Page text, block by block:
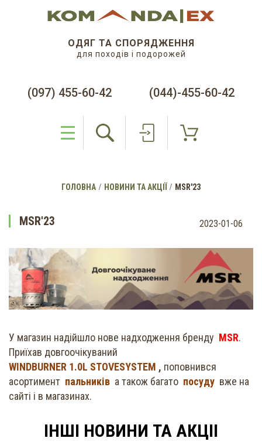
ОДЯГ ТА СПОРЯДЖЕННЯ
для походів і подорожей
(097) 455-60-42 (044)-455-60-42
ГОЛОВНА НОВИНИ ТА АКЦІЇ MSR'23
MSR'23 2023-01-06
У магазин надійшло нове надходження бренду MSR.
Приїхав довгоочікуваний
WINDBURNER 1.0L STOVESYSTEM , поповнився
асортимент пальників а також багато посуду вже на
сайті і в магазинах.
ІНШІ НОВИНИ ТА АКЦІІ